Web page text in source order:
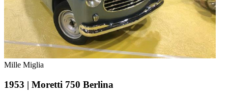
Mille Miglia
1953 | Moretti 750 Berlina